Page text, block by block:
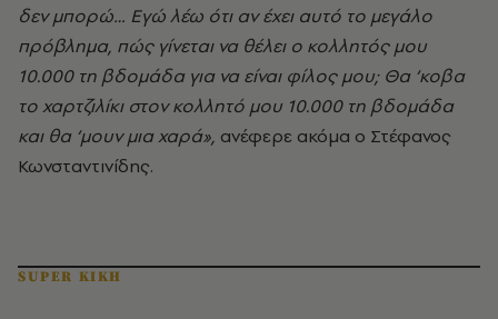
δεν μπορώ… Εγώ λέω ότι αν έχει αυτό το μεγάλο
πρόβλημα, πώς γίνεται να θέλει ο κολλητός μου
10.000 τη βδομάδα για να είναι φίλος μου; Θα ‘κοβα
το χαρτζιλίκι στον κολλητό μου 10.000 τη βδομάδα
και θα ‘μουν μια χαρά», ανέφερε ακόμα ο Στέφανος
Κωνσταντινίδης.
SUPER ΚΙΚΗ